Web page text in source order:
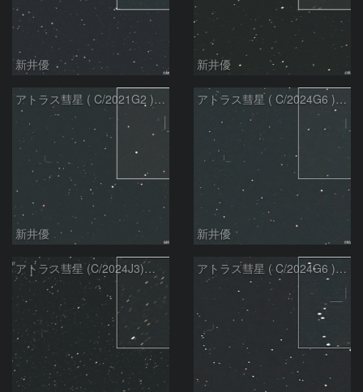
新井優 新井優
アトラス彗星 ( C/2021G2 )：2026/07/09
新井優
アトラス彗星 ( C/2024G6 )：2026/07/09
新井優
アトラス彗星 (C/2024J3)：2026/07/09 アトラス彗星 ( C/2024G6 )：2026/07/08